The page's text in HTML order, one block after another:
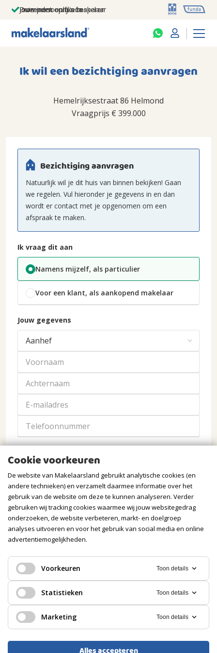
Jouw persoonlijke makelaar
Duizenden euro's besparen
Prominent op funda
Ik wil een bezichtiging aanvragen
Hemelrijksestraat 86 Helmond
Vraagprijs € 399.000
Bezichtiging aanvragen
Natuurlijk wil je dit huis van binnen bekijken! Gaan
we regelen. Vul hieronder je gegevens in en dan
wordt er contact met je opgenomen om een
afspraak te maken.
Ik vraag dit aan
Namens mijzelf, als particulier
Voor een klant, als aankopend makelaar
Jouw gegevens
Verstuur mijn aanvraag
Wij gaan zorgvuldig om met jouw gegevens. Meer
informatie vind je in onze
Cookie voorkeuren
De website van Makelaarsland gebruikt analytische cookies (en
andere technieken) en verzamelt daarmee informatie over het
gebruik van de website om deze te kunnen analyseren. Verder
gebruiken wij tracking cookies waarmee wij jouw websitegedrag
onderzoeken, de website verbeteren, markt- en doelgroep
analyses uitvoeren en voor het gebruik van social media en online
advertentiemogelijkheden.
Voorkeuren Toon details
Statistieken Toon details
Marketing Toon details